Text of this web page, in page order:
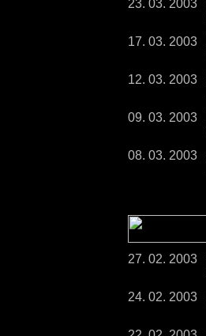
23. 03. 2003
17. 03. 2003
12. 03. 2003
09. 03. 2003
08. 03. 2003
27. 02. 2003
24. 02. 2003